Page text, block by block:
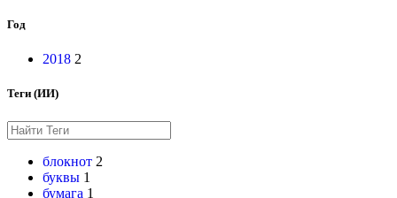
Год
2018 2
Теги (ИИ)
блокнот 2
буквы 1
бумага 1